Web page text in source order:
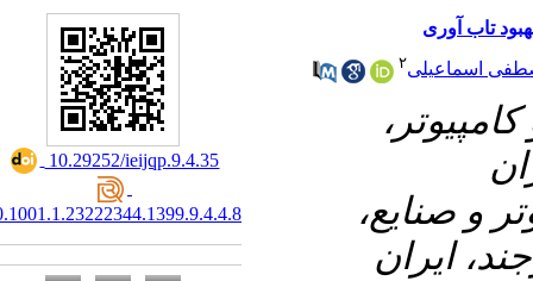
تاب آوری
اسماعیلی۲
و صنایع،
ایران
‎ 10.29252/ieijqp.9.4.35
20.1001.1.23222344.1399.9.4.4.8